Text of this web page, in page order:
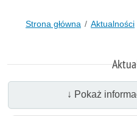
Strona główna Aktualności
↓ Pokaż